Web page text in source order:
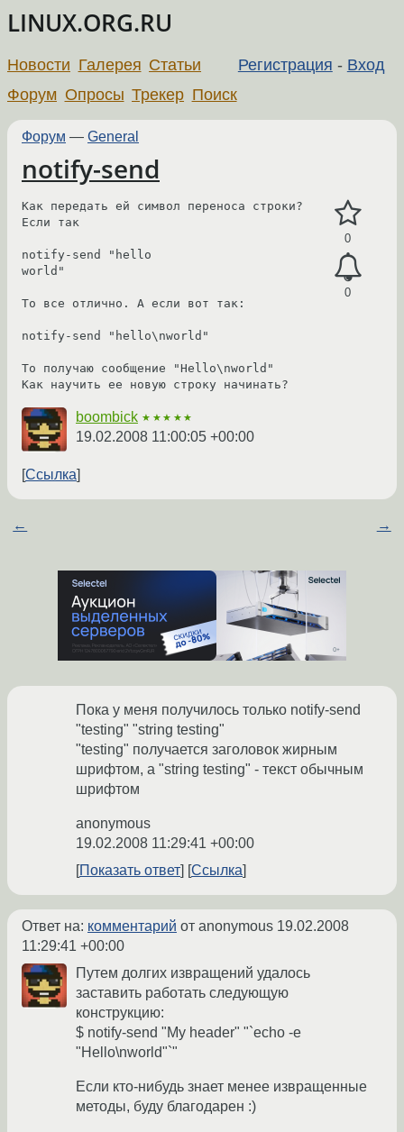
LINUX.ORG.RU
Регистрация - Вход
Новости Галерея Статьи
Форум Опросы Трекер Поиск
Форум — General
notify-send
0
0
Как передать ей символ переноса строки?
Если так
notify-send "hello
world"
То все отлично. А если вот так:
notify-send "hello\nworld"
То получаю сообщение "Hello\nworld"
Как научить ее новую строку начинать?
boombick ★★★★★
19.02.2008 11:00:05 +00:00
Ссылка
← →
Пока у меня получилось только notify-send
"testing" "string testing"
"testing" получается заголовок жирным
шрифтом, а "string testing" - текст обычным
шрифтом
anonymous
19.02.2008 11:29:41 +00:00
Показать ответ
Ссылка
Ответ на: комментарий от anonymous 19.02.2008
11:29:41 +00:00
Путем долгих извращений удалось
заставить работать следующую
конструкцию:
$ notify-send "My header" "`echo -e
"Hello\nworld"`"
Если кто-нибудь знает менее извращенные
методы, буду благодарен :)